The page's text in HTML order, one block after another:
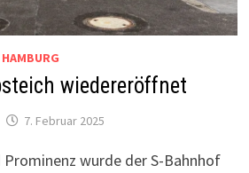
wiedereröffnet
7. Februar 2025
Prominenz wurde der S-Bahnhof